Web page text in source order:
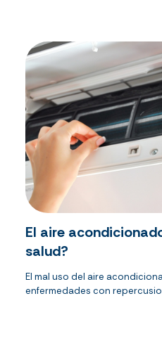
El aire
salud?
El mal uso del aire
enfermedades con